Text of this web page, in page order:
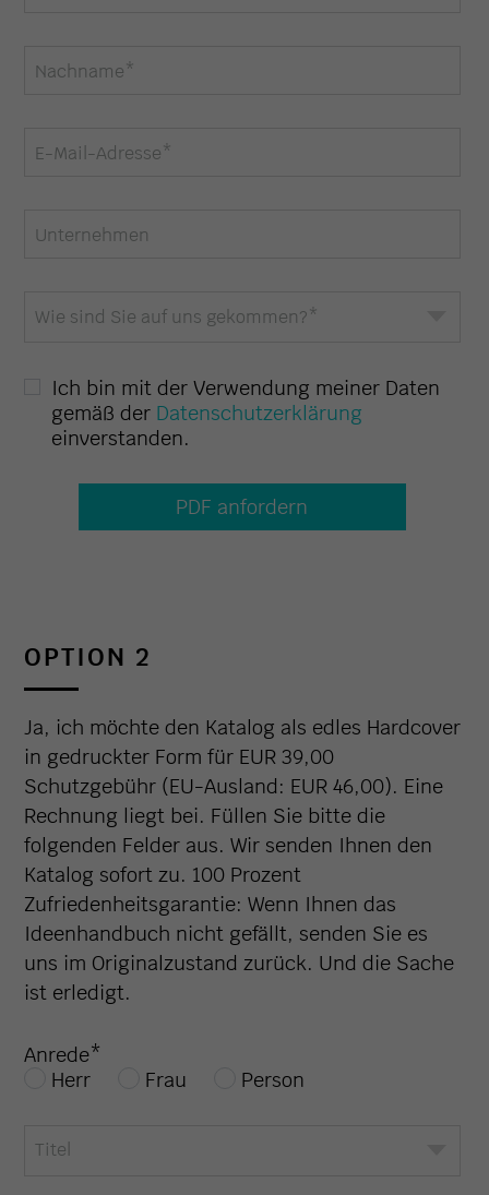
Nachname*
E-Mail-Adresse*
Unternehmen
Wie sind Sie auf uns gekommen?*
Ich bin mit der Verwendung meiner Daten
gemäß der Datenschutzerklärung
einverstanden.
OPTION 2
Ja, ich möchte den Katalog als edles Hardcover
in gedruckter Form für EUR 39,00
Schutzgebühr (EU-Ausland: EUR 46,00). Eine
Rechnung liegt bei. Füllen Sie bitte die
folgenden Felder aus. Wir senden Ihnen den
Katalog sofort zu. 100 Prozent
Zufriedenheitsgarantie: Wenn Ihnen das
Ideenhandbuch nicht gefällt, senden Sie es
uns im Originalzustand zurück. Und die Sache
ist erledigt.
Anrede*
Herr
Frau Person
Titel